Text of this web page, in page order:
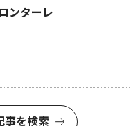
ンターレ
事を検索